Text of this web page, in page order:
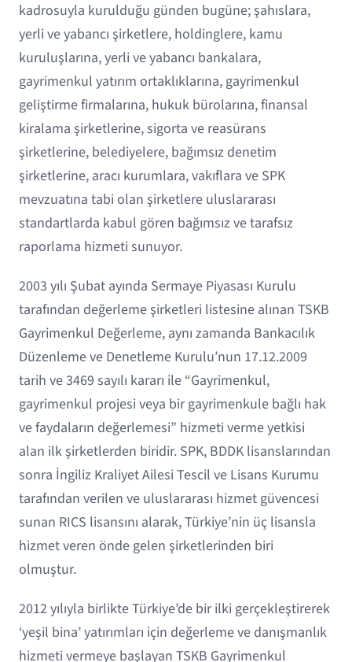
kadrosuyla kurulduğu günden bugüne; şahıslara,
yerli ve yabancı şirketlere, holdinglere, kamu
kuruluşlarına, yerli ve yabancı bankalara,
gayrimenkul yatırım ortaklıklarına, gayrimenkul
geliştirme firmalarına, hukuk bürolarına, finansal
kiralama şirketlerine, sigorta ve reasürans
şirketlerine, belediyelere, bağımsız denetim
şirketlerine, aracı kurumlara, vakıflara ve SPK
mevzuatına tabi olan şirketlere uluslararası
standartlarda kabul gören bağımsız ve tarafsız
raporlama hizmeti sunuyor.
2003 yılı Şubat ayında Sermaye Piyasası Kurulu
tarafından değerleme şirketleri listesine alınan TSKB
Gayrimenkul Değerleme, aynı zamanda Bankacılık
Düzenleme ve Denetleme Kurulu’nun 17.12.2009
tarih ve 3469 sayılı kararı ile “Gayrimenkul,
gayrimenkul projesi veya bir gayrimenkule bağlı hak
ve faydaların değerlemesi” hizmeti verme yetkisi
alan ilk şirketlerden biridir. SPK, BDDK lisanslarından
sonra İngiliz Kraliyet Ailesi Tescil ve Lisans Kurumu
tarafından verilen ve uluslararası hizmet güvencesi
sunan RICS lisansını alarak, Türkiye’nin üç lisansla
hizmet veren önde gelen şirketlerinden biri
olmuştur.
2012 yılıyla birlikte Türkiye’de bir ilki gerçekleştirerek
‘yeşil bina’ yatırımları için değerleme ve danışmanlık
hizmeti vermeye başlayan TSKB Gayrimenkul